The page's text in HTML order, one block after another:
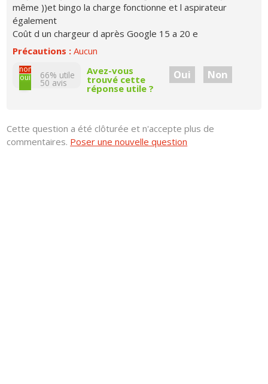
même ))et bingo la charge fonctionne et l aspirateur
également
Coût d un chargeur d après Google 15 a 20 e
Précautions :Aucun
non
oui
66% utile
50 avis
Avez-vous
trouvé cette
réponse utile ?
Oui Non
Cette question a été clôturée et n'accepte plus de
commentaires. Poser une nouvelle question